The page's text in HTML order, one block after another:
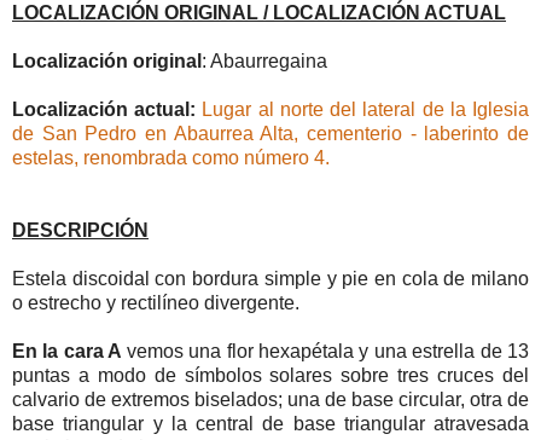
LOCALIZACIÓN ORIGINAL / LOCALIZACIÓN ACTUAL
Localización original : Abaurregaina
Localización actual: Lugar al norte del lateral de la Iglesia
de San Pedro en Abaurrea Alta, cementerio - laberinto de
estelas, renombrada como número 4.
DESCRIPCIÓN
Estela discoidal con bordura simple y pie en cola de milano
o estrecho y rectilíneo divergente.
En la cara A vemos una flor hexapétala y una estrella de 13
puntas a modo de símbolos solares sobre tres cruces del
calvario de extremos biselados; una de base circular, otra de
base triangular y la central de base triangular atravesada